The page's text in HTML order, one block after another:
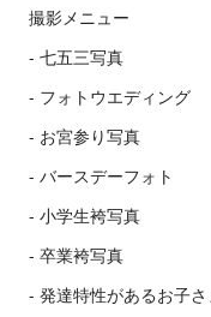
撮影メニュー
七五三写真
フォトウエディング
お宮参り写真
バースデーフォト
小学生袴写真
卒業袴写真
発達特性があるお子